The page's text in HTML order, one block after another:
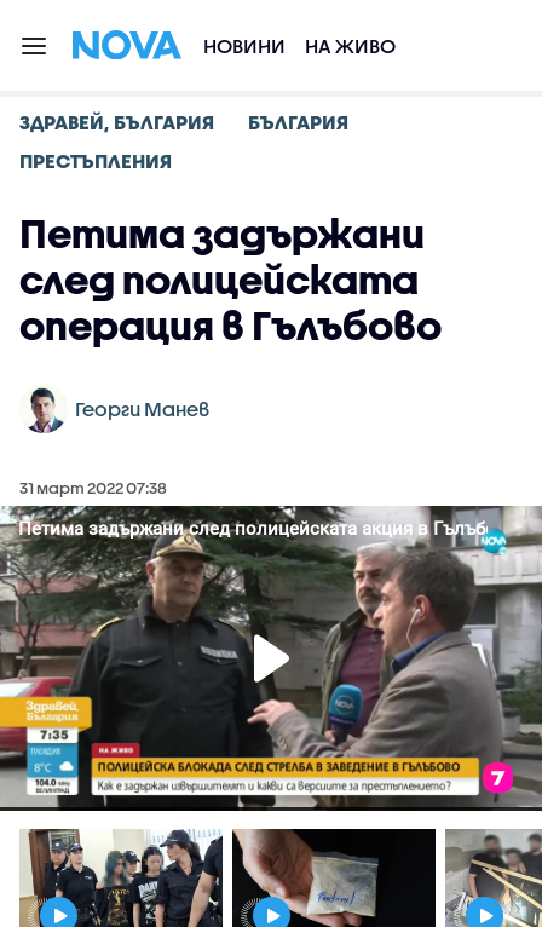
НОВИНИ НА ЖИВО
ЗДРАВЕЙ, БЪЛГАРИЯ
БЪЛГАРИЯ
ПРЕСТЪПЛЕНИЯ
Петима задържани
след полицейската
операция в Гълъбово
Георги Манев
31 март 2022 07:38